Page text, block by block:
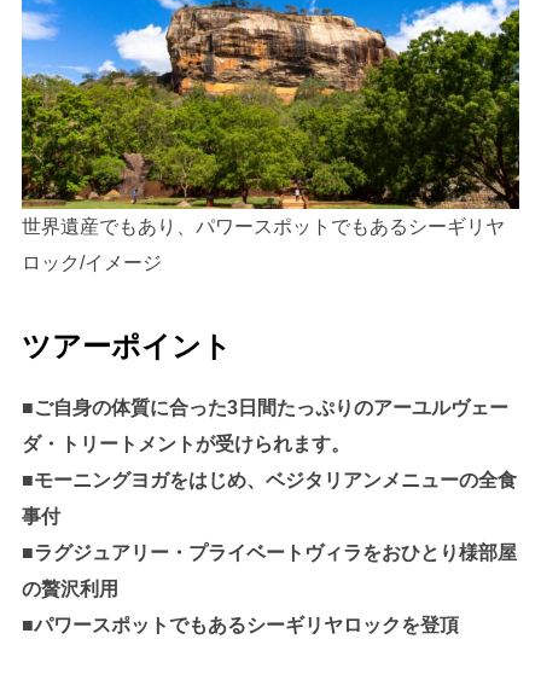
世界遺産でもあり、パワースポットでもあるシーギリヤ
ロック/イメージ
ツアーポイント
■ご自身の体質に合った3日間たっぷりのアーユルヴェー
ダ・トリートメントが受けられます。
■モーニングヨガをはじめ、ベジタリアンメニューの全食
事付
■ラグジュアリー・プライベートヴィラをおひとり様部屋
の贅沢利用
■パワースポットでもあるシーギリヤロックを登頂